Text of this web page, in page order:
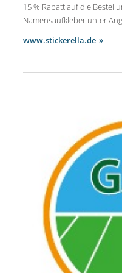
15 % Rabatt auf die
Namensaufkleber unter
www.stickerella.de